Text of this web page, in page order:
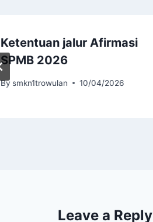
Ketentuan jalur Afirmasi
SPMB 2026
By smkn1trowulan 10/04/2026
Leave a Reply